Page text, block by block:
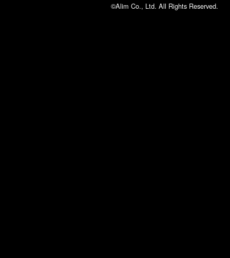
©Alim Co., Ltd. All Rights Reserved.